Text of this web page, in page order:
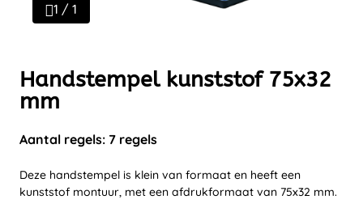
1 / 1
Handstempel kunststof 75x32
mm
Aantal regels: 7 regels
Deze handstempel is klein van formaat en heeft een
kunststof montuur, met een afdrukformaat van 75x32 mm.